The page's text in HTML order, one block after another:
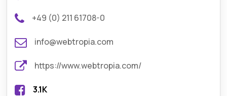
+49 (0) 211 61708-0
info@webtropia.com
https://www.webtropia.com/
3.1K